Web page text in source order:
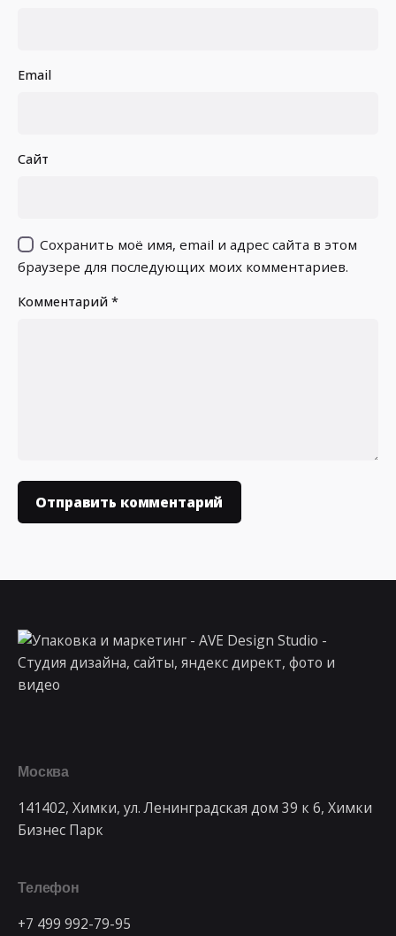
Email
Сайт
Сохранить моё имя, email и адрес сайта в этом
браузере для последующих моих комментариев.
Комментарий *
Москва
141402, Химки, ул. Ленинградская дом 39 к 6, Химки
Бизнес Парк
Телефон
+7 499 992-79-95